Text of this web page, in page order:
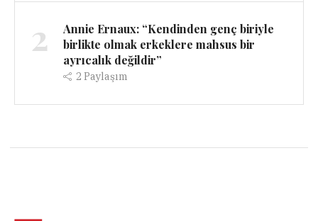
2
Annie Ernaux: “Kendinden genç biriyle
birlikte olmak erkeklere mahsus bir
ayrıcalık değildir”
2 Paylaşım